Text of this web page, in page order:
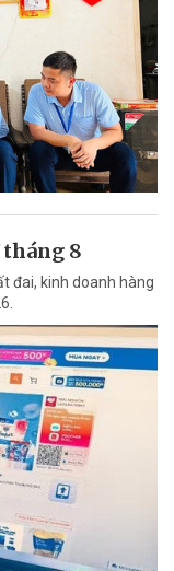
8
đai, kinh doanh hàng